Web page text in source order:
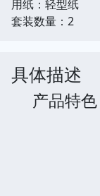
用纸：轻型纸
套装数量：2
具体描述
产品特色